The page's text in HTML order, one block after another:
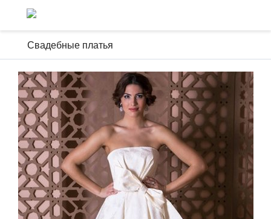
Свадебные платья